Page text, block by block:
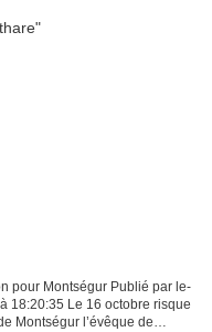
pour Montségur Publié par le-
18:20:35 Le 16 octobre risque
Montségur l’évêque de